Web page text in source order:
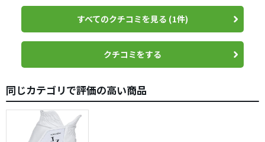
5.0で改善していてくれると嬉しいです。それ以外は気に入って
すべてのクチコミを見る (1件)
クチコミをする
同じカテゴリで評価の高い商品